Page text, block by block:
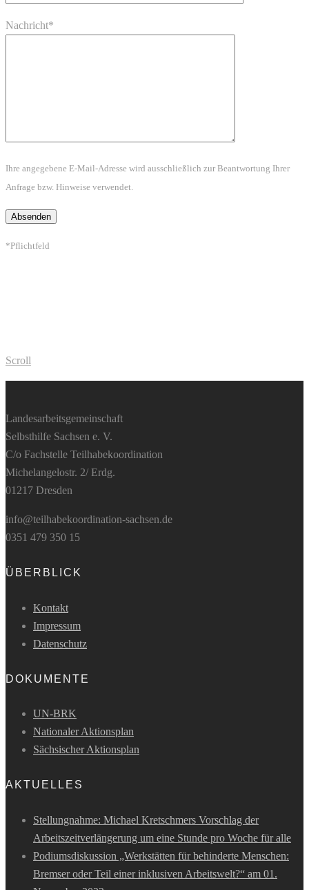
Nachricht*
Ihre angegebene E-Mail-Adresse wird ausschließlich zur Beantwortung Ihrer
Anfrage bzw. Hinweise verwendet.
*Pflichtfeld
Scroll
Landesarbeitsgemeinschaft
Selbsthilfe Sachsen e. V.
C/o Fachstelle Teilhabekoordination
Michelangelostr. 2/ Erdg.
01217 Dresden
info@teilhabekoordination-sachsen.de
0351 479 350 15
ÜBERBLICK
Kontakt
Impressum
Datenschutz
DOKUMENTE
UN-BRK
Nationaler Aktionsplan
Sächsischer Aktionsplan
AKTUELLES
Stellungnahme: Michael Kretschmers Vorschlag der
Arbeitszeitverlängerung um eine Stunde pro Woche für alle
Podiumsdiskussion „Werkstätten für behinderte Menschen:
Bremser oder Teil einer inklusiven Arbeitswelt?“ am 01.